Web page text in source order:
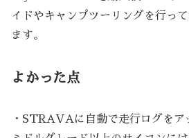
イドやキャンプツーリングを行っ
ます。
よかった点
・STRAVAに自動で走行ログをア